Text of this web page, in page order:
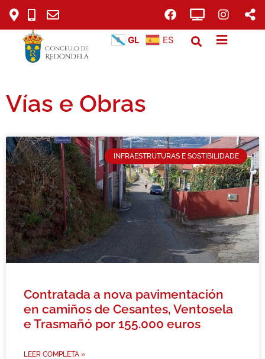
GL ES
Vías e Obras
INFRAESTRUTURAS E SOSTIBILIDADE
Contratada a nova pavimentación
en camiños de Cesantes, Ventosela
e Trasmañó por 155.000 euros
LEER COMPLETA »